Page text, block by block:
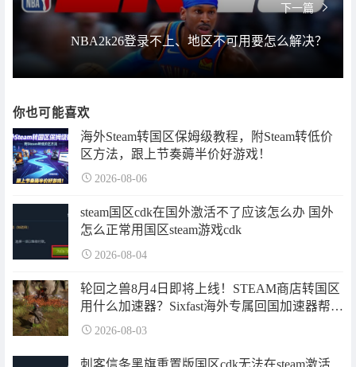
下一篇
NBA2k26登录不上、地区不可用要怎么解决？
你也可能喜欢
海外Steam转国区保姆级教程，附Steam转低价
区方法，跟上节奏薅半价好游戏！
2026-08-06
steam国区cdk在国外激活不了应该怎么办 国外
怎么正常用国区steam游戏cdk
2026-08-04
轮回之兽​8月4日即将上线！STEAM商店转国区
用什么加速器？Sixfast海外专属回国加速器帮你
搞定！
2026-08-03
刺客信条黑旗重置版国区cdk无法在steam激活